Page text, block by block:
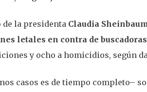
de la presidenta Claudia Sheinbaum
letales en contra de buscadoras
y ocho a homicidios, según
casos es de tiempo completo–